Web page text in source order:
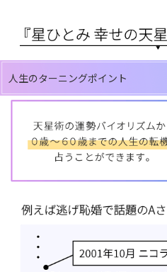
人生のターニングポイント